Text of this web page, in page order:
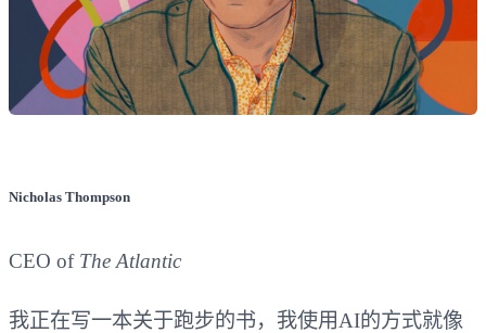
Nicholas Thompson
CEO of The Atlantic
我正在写一本关于跑步的书，我使用AI的方式就像